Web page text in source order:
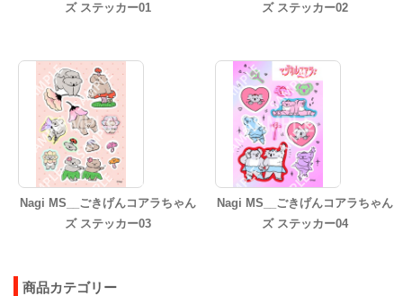
ズ ステッカー01
ズ ステッカー02
Nagi MS__ごきげんコアラちゃん
ズ ステッカー03
Nagi MS__ごきげんコアラちゃん
ズ ステッカー04
商品カテゴリー